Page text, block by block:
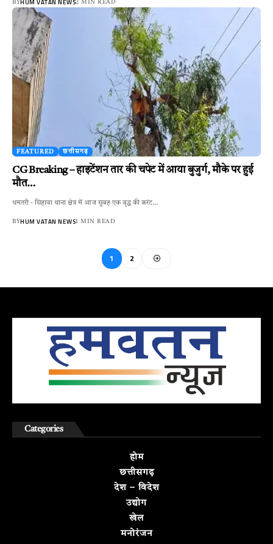
BYHUM VATAN NEWS2 MIN READ
FEATURED छत्तीसगढ़
CG Breaking – हाइटेंशन तार की चपेट में आया बुजुर्ग, मौके पर हुई
मौत…
धमतरी - सिहावा थाना क्षेत्र में आज सुबह एक वृद्ध की करंट…
BYHUM VATAN NEWS1 MIN READ
1 2
Categories
होम
छत्तीसगढ़
देश – विदेश
उद्योग
खेल
मनोरंजन